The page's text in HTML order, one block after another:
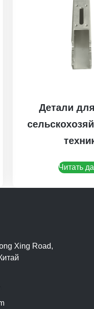
Детали
Читать
Xing Road,